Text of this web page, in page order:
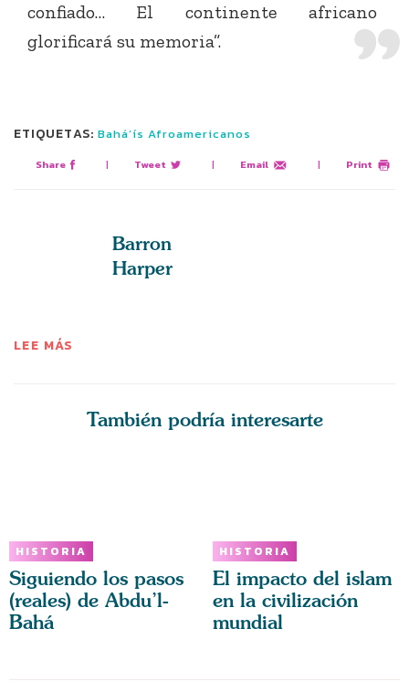
confiado… El continente africano
glorificará su memoria”.
ETIQUETAS: Bahá’ís Afroamericanos
Share | Tweet | Email | Print
Barron
Harper
LEE MÁS
También podría interesarte
HISTORIA
Siguiendo los pasos
(reales) de Abdu’l-
Bahá
HISTORIA
El impacto del islam
en la civilización
mundial